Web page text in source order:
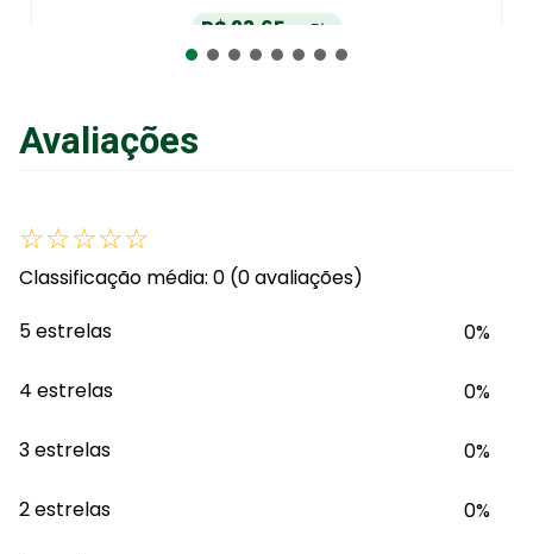
R$23,65no Pix
ou R$ 24 ,90em até 6x
Adicionar ao Carrinho
Avaliações
☆☆☆☆☆
Classificação média: 0 (0 avaliações)
5 estrelas
0%
4 estrelas 0%
3 estrelas 0%
2 estrelas 0%